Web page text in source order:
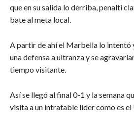
que en su salida lo derriba, penalti
bate al meta local.
A partir de ahí el Marbella lo intentó
una defensa a ultranza y se
tiempo visitante.
Así se llegó al final 0-1 y la semana
visita a un intratable lider como es